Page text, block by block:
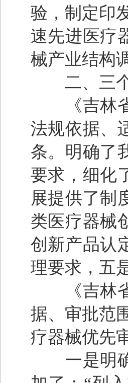
验，制定印
速先进医疗
械产业结构
二、三个
《吉林省
法规依据、
条。明确了
要求，细化
展提供了制
类医疗器械
创新产品认
理要求，五
《吉林省
据、审批范
疗器械优先
一是明确